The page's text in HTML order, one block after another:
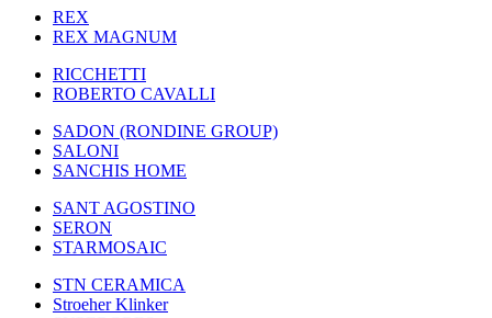
REX
REX MAGNUM
RICCHETTI
ROBERTO CAVALLI
SADON (RONDINE GROUP)
SALONI
SANCHIS HOME
SANT AGOSTINO
SERON
STARMOSAIC
STN CERAMICA
Stroeher Klinker